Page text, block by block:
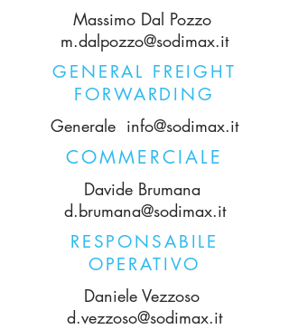
Massimo Dal Pozzo
m.dalpozzo@sodimax.it
GENERAL FREIGHT
FORWARDING
Generale info@sodimax.it
COMMERCIALE
Davide Brumana
d.brumana@sodimax.it
RESPONSABILE
OPERATIVO
Daniele Vezzoso
d.vezzoso@sodimax.it